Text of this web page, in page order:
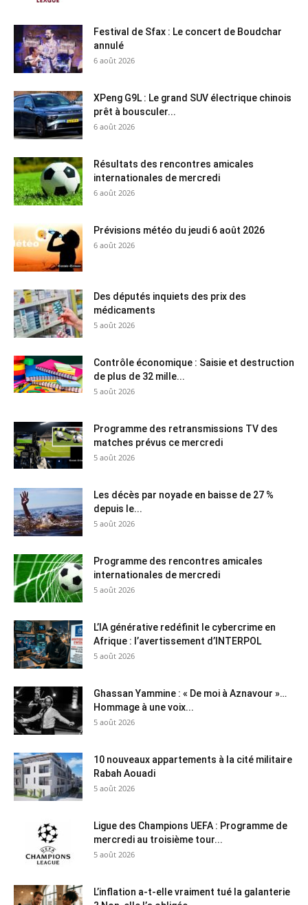
Festival de Sfax : Le concert de Boudchar
annulé
6 août 2026
XPeng G9L : Le grand SUV électrique chinois
prêt à bousculer...
6 août 2026
Résultats des rencontres amicales
internationales de mercredi
6 août 2026
Prévisions météo du jeudi 6 août 2026
6 août 2026
Des députés inquiets des prix des
médicaments
5 août 2026
Contrôle économique : Saisie et destruction
de plus de 32 mille...
5 août 2026
Programme des retransmissions TV des
matches prévus ce mercredi
5 août 2026
Les décès par noyade en baisse de 27 %
depuis le...
5 août 2026
Programme des rencontres amicales
internationales de mercredi
5 août 2026
L’IA générative redéfinit le cybercrime en
Afrique : l’avertissement d’INTERPOL
5 août 2026
Ghassan Yammine : « De moi à Aznavour »…
Hommage à une voix...
5 août 2026
10 nouveaux appartements à la cité militaire
Rabah Aouadi
5 août 2026
Ligue des Champions UEFA : Programme de
mercredi au troisième tour...
5 août 2026
L’inflation a-t-elle vraiment tué la galanterie